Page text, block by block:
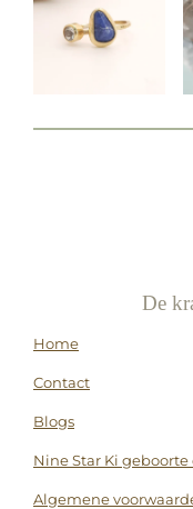
De
Home
Contact
Blogs
Nine Star Ki
Algemene